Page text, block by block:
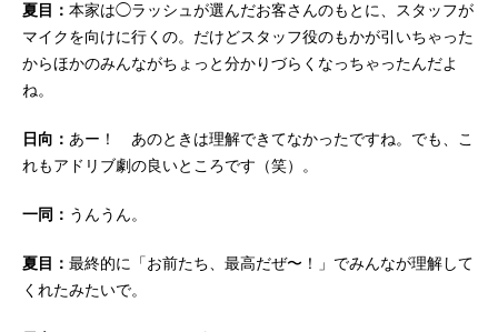
夏目： 本家は◯ラッシュが選んだお客さんのもとに、スタッフが
マイクを向けに行くの。だけどスタッフ役のもかが引いちゃった
からほかのみんながちょっと分かりづらくなっちゃったんだよ
ね。
日向： あー！ あのときは理解できてなかったですね。でも、こ
れもアドリブ劇の良いところです（笑）。
一同： うんうん。
夏目： 最終的に「お前たち、最高だぜ〜！」でみんなが理解して
くれたみたいで。